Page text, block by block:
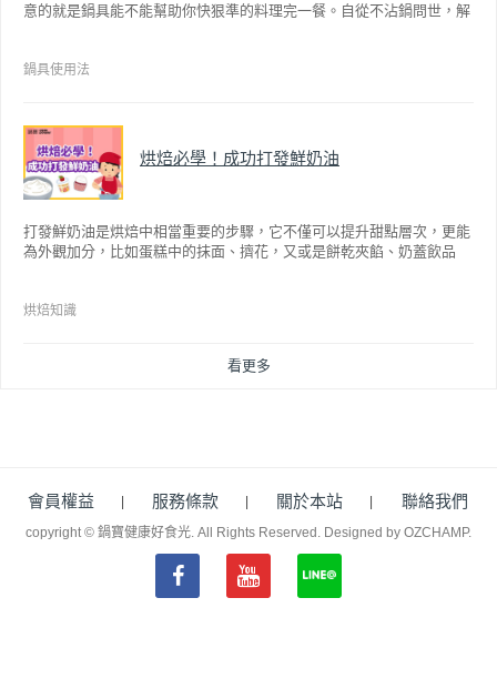
意的就是鍋具能不能幫助你快狠準的料理完一餐。自從不沾鍋問世，解
因此金鑽不沾系列的鍋具，更年年穩居銷售排行榜的前幾名。然而如何
鍋具使用法
烘焙必學！成功打發鮮奶油
打發鮮奶油是烘焙中相當重要的步驟，它不僅可以提升甜點層次，更能
為外觀加分，比如蛋糕中的抹面、擠花，又或是餅乾夾餡、奶蓋飲品
烘焙知識
看更多
會員權益 服務條款 關於本站 聯絡我們
copyright © 鍋寶健康好食光. All Rights Reserved. Designed by OZCHAMP.